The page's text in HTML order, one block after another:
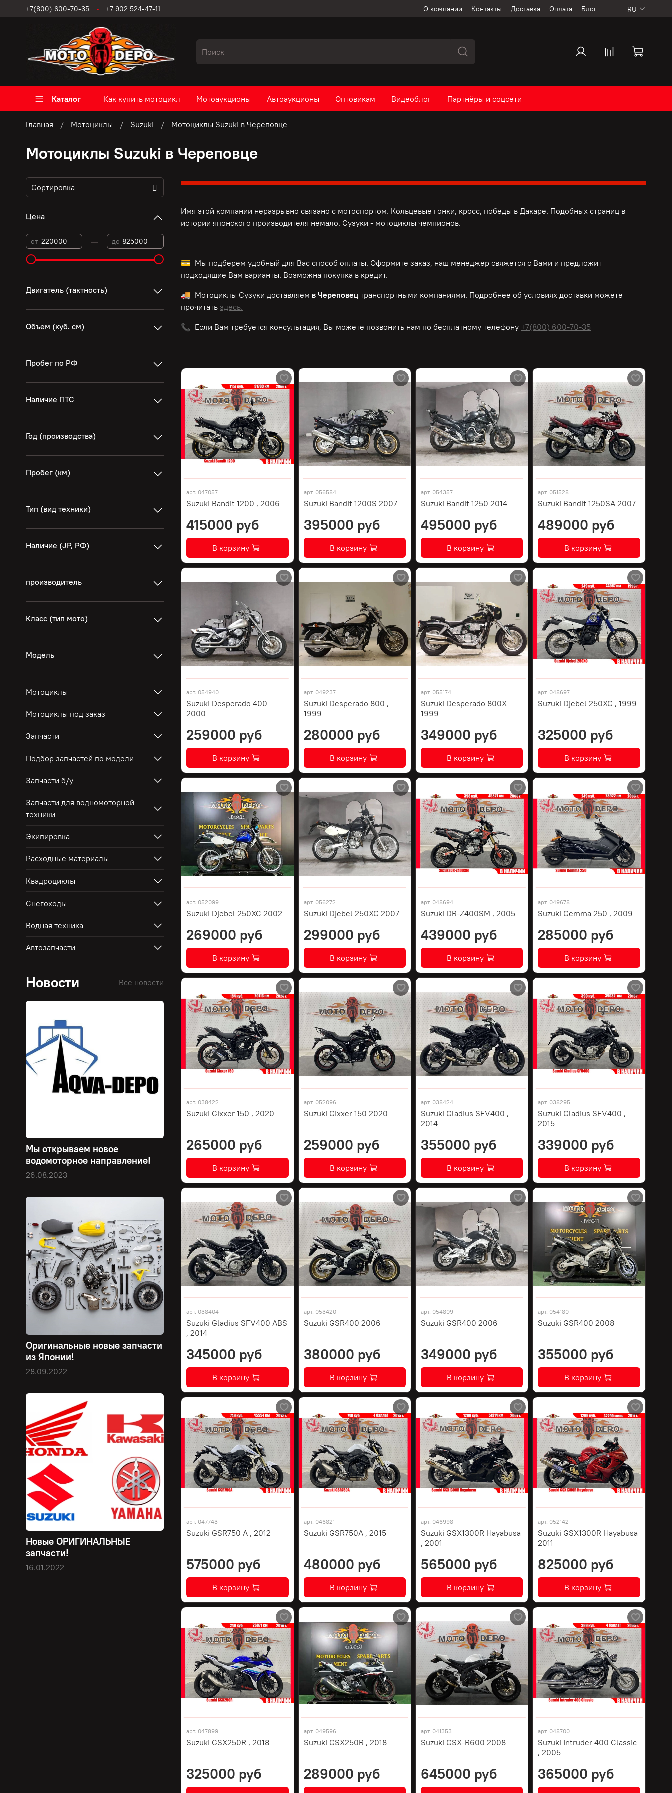
О компании Контакты Доставка Оплата Блог
+7(800) 600-70-35 +7 902 524-47-11 RU
Каталог Как купить мотоцикл Мотоаукционы Автоаукционы Оптовикам Видеоблог Партнёры и соцсети
Главная Мотоциклы Suzuki Мотоциклы Suzuki в Череповце
Мотоциклы Suzuki в Череповце
Имя этой компании неразрывно связано с мотоспортом. Кольцевые гонки, кросс, победы в Дакаре. Подобных страниц в
истории японского производителя немало. Сузуки - мотоциклы чемпионов.
💳 Мы подберем удобный для Вас способ оплаты. Оформите заказ, наш менеджер свяжется с Вами и предложит
подходящие Вам варианты. Возможна покупка в кредит.
🚚 Мотоциклы Сузуки доставляем в Череповецтранспортными компаниями. Подробнее об условиях доставки можете
прочитать здесь.
📞 Если Вам требуется консультация, Вы можете позвонить нам по бесплатномутелефону +7(800) 600-70-35
арт. 047057
Suzuki Bandit 1200 , 2006
415000 руб
В корзину
арт. 056584
Suzuki Bandit 1200S 2007
395000 руб
В корзину
арт. 054357
Suzuki Bandit 1250 2014
495000 руб
В корзину
арт. 051528
Suzuki Bandit 1250SA 2007
489000 руб
В корзину
арт. 054940
Suzuki Desperado 400
2000
259000 руб
В корзину
арт. 049237
Suzuki Desperado 800 ,
1999
280000 руб
В корзину
арт. 055174
Suzuki Desperado 800X
1999
349000 руб
В корзину
арт. 048697
Suzuki Djebel 250XC , 1999
325000 руб
В корзину
арт. 052099
Suzuki Djebel 250XC 2002
269000 руб
В корзину
арт. 056272
Suzuki Djebel 250XC 2007
299000 руб
В корзину
арт. 048694
Suzuki DR-Z400SM , 2005
439000 руб
В корзину
арт. 049678
Suzuki Gemma 250 , 2009
285000 руб
В корзину
арт. 038422
Suzuki Gixxer 150 , 2020
265000 руб
В корзину
арт. 052096
Suzuki Gixxer 150 2020
259000 руб
В корзину
арт. 038424
Suzuki Gladius SFV400 ,
2014
355000 руб
В корзину
арт. 038295
Suzuki Gladius SFV400 ,
2015
339000 руб
В корзину
арт. 038404
Suzuki Gladius SFV400 ABS
, 2014
345000 руб
В корзину
арт. 053420
Suzuki GSR400 2006
380000 руб
В корзину
арт. 054809
Suzuki GSR400 2006
349000 руб
В корзину
арт. 054180
Suzuki GSR400 2008
355000 руб
В корзину
арт. 047743
Suzuki GSR750 A , 2012
575000 руб
В корзину
арт. 046821
Suzuki GSR750A , 2015
480000 руб
В корзину
арт. 046998
Suzuki GSX1300R Hayabusa
, 2001
565000 руб
В корзину
арт. 052142
Suzuki GSX1300R Hayabusa
2011
825000 руб
В корзину
арт. 047899
Suzuki GSX250R , 2018
325000 руб
арт. 049596
Suzuki GSX250R , 2018
289000 руб
арт. 041353
Suzuki GSX-R600 2008
645000 руб
арт. 048700
Suzuki Intruder 400 Classic
, 2005
365000 руб
Цена
от — до
Двигатель (тактность)
Объем (куб. см)
Пробег по РФ
Наличие ПТС
Год (производства)
Пробег (км)
Тип (вид техники)
Наличие (JP, РФ)
производитель
Класс (тип мото)
Модель
Мотоциклы
Мотоциклы под заказ
Запчасти
Подбор запчастей по модели
Запчасти б/у
Запчасти для водномоторной
техники
Экипировка
Расходные материалы
Квадроциклы
Снегоходы
Водная техника
Автозапчасти
Новости Все новости
Мы открываем новое
водомоторное направление!
26.08.2023
Оригинальные новые запчасти
из Японии!
28.09.2022
Новые ОРИГИНАЛЬНЫЕ
запчасти!
16.01.2022